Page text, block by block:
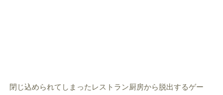
閉じ込められてしまったレストラン厨房から脱出するゲー